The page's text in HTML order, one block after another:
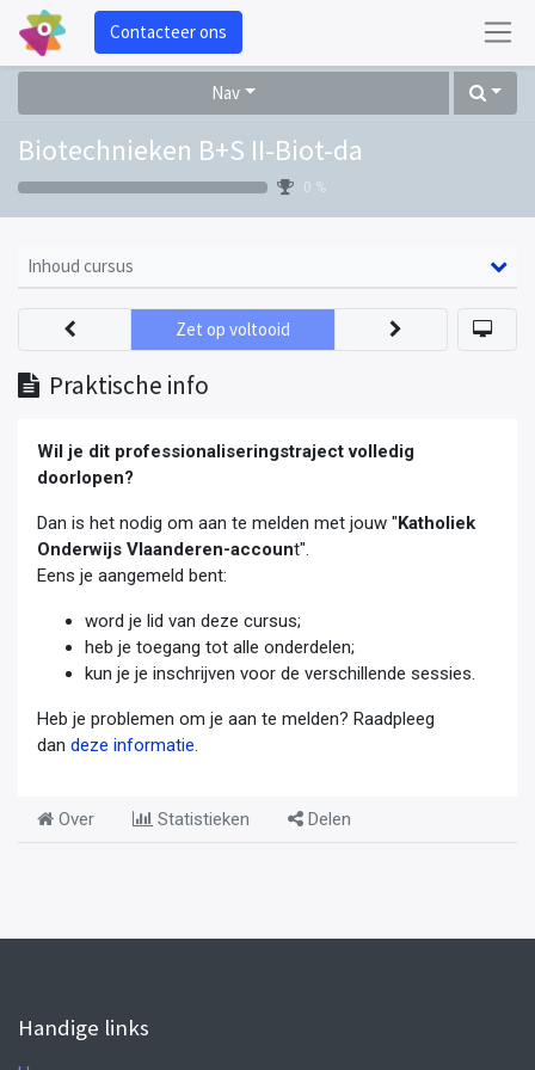
Contacteer ons
Nav
Biotechnieken B+S II-Biot-da
0 %
Inhoud cursus
Praktische info
Zet op voltooid
Wil je dit professionaliseringstraject volledig
doorlopen?
Dan is het nodig om aan te melden met jouw "Katholiek
Onderwijs Vlaanderen-account".
Eens je aangemeld bent:
word je lid van deze cursus;
heb je toegang tot alle onderdelen;
kun je je inschrijven voor de verschillende sessies.
Heb je problemen om je aan te melden? Raadpleeg
dan deze informatie
Over Statistieken Delen
Handige links